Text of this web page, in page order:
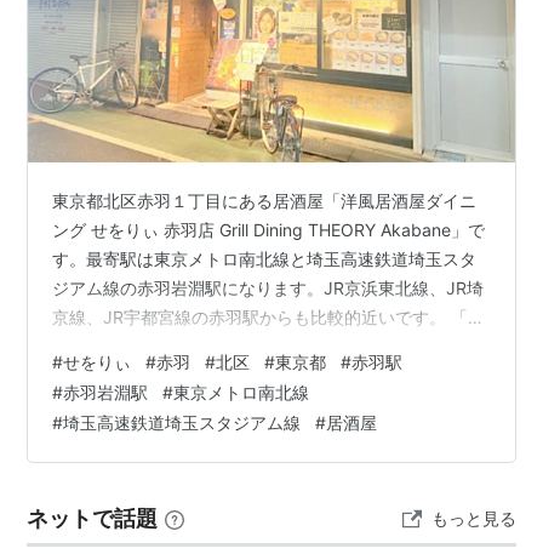
東京都北区赤羽１丁目にある居酒屋「洋風居酒屋ダイニ
ング せをりぃ 赤羽店 Grill Dining THEORY Akabane」で
す。最寄駅は東京メトロ南北線と埼玉高速鉄道埼玉スタ
ジアム線の赤羽岩淵駅になります。JR京浜東北線、JR埼
京線、JR宇都宮線の赤羽駅からも比較的近いです。 「洋
THEORY Akabane」へは夕食の時間帯に行きました。 こ
の日は赤羽で用事があり、その帰りに食事をする店を探
していると見つかったのが「洋風居酒屋ダイニング せを
りぃ 赤羽店 Grill Dining THEORY Akabane」でした。
#せをりぃ #赤羽 #北区 #東京都 #赤羽駅
#赤羽岩淵駅 #東京メトロ南北線
#埼玉高速鉄道埼玉スタジアム線 #居酒屋
ネットで話題 もっと見る